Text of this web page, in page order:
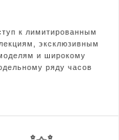
к лимитированным
эксклюзивным
и широкому
ряду часов